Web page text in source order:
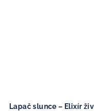
Lapač slunce – Elixír